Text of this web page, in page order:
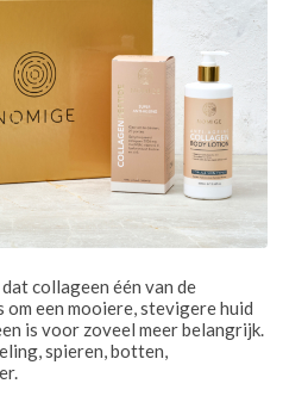
collageen één van de
een mooiere, stevigere huid
is voor zoveel meer belangrijk.
spieren, botten,